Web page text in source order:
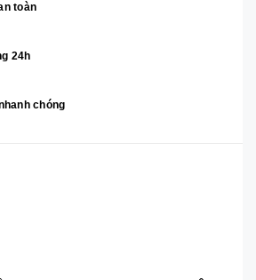
toàn
24h
chóng